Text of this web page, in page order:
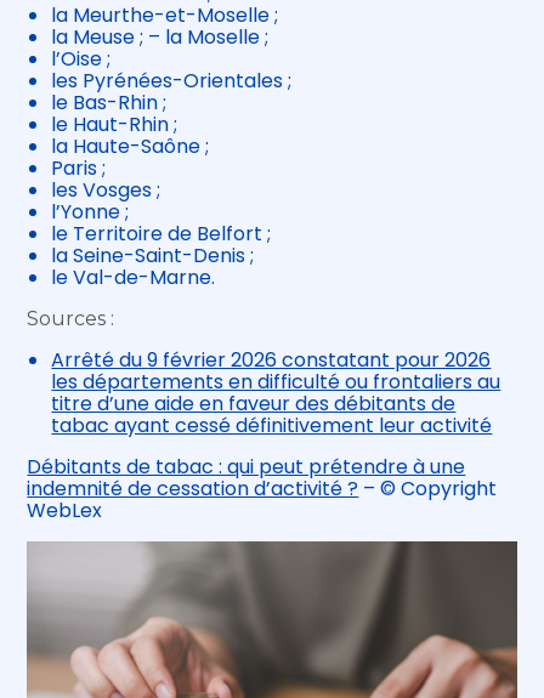
la Meurthe-et-Moselle ;
la Meuse ; – la Moselle ;
l’Oise ;
les Pyrénées-Orientales ;
le Bas-Rhin ;
le Haut-Rhin ;
la Haute-Saône ;
Paris ;
les Vosges ;
l’Yonne ;
le Territoire de Belfort ;
la Seine-Saint-Denis ;
le Val-de-Marne.
Sources :
Arrêté du 9 février 2026 constatant pour 2026
les départements en difficulté ou frontaliers au
titre d’une aide en faveur des débitants de
tabac ayant cessé définitivement leur activité
Débitants de tabac : qui peut prétendre à une
indemnité de cessation d’activité ? – © Copyright
WebLex